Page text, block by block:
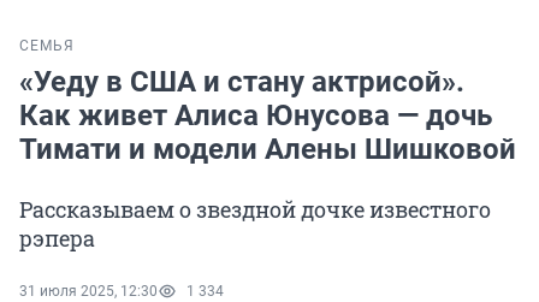
СЕМЬЯ
«Уеду в США и стану актрисой».
Как живет Алиса Юнусова — дочь
Тимати и модели Алены Шишковой
Рассказываем о звездной дочке известного
рэпера
31 июля 2025, 12:30 1 334